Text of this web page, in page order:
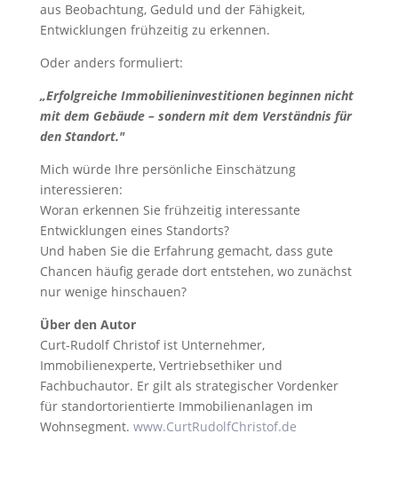
aus Beobachtung, Geduld und der Fähigkeit,
Entwicklungen frühzeitig zu erkennen.
Oder anders formuliert:
„Erfolgreiche Immobilieninvestitionen beginnen nicht
mit dem Gebäude – sondern mit dem Verständnis für
den Standort."
Mich würde Ihre persönliche Einschätzung
interessieren:
Woran erkennen Sie frühzeitig interessante
Entwicklungen eines Standorts?
Und haben Sie die Erfahrung gemacht, dass gute
Chancen häufig gerade dort entstehen, wo zunächst
nur wenige hinschauen?
Über den Autor
Curt-Rudolf Christof ist Unternehmer,
Immobilienexperte, Vertriebsethiker und
Fachbuchautor. Er gilt als strategischer Vordenker
für standortorientierte Immobilienanlagen im
Wohnsegment. www.CurtRudolfChristof.de